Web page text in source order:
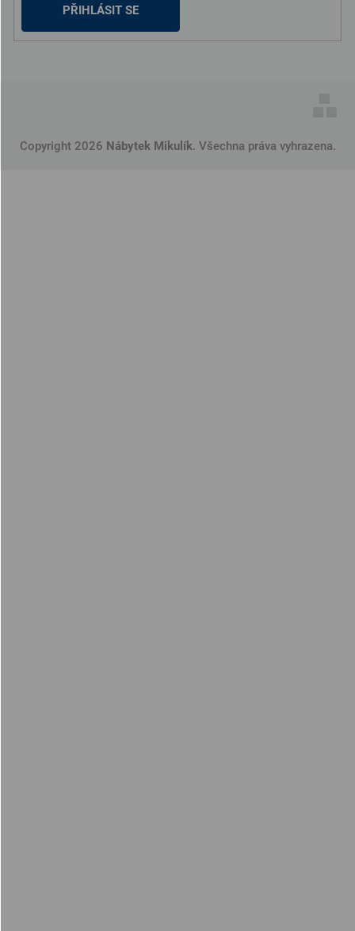
PŘIHLÁSIT SE
Copyright 2026 Nábytek Mikulík. Všechna práva vyhrazena.